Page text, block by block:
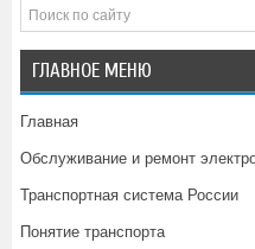
ГЛАВНОЕ МЕНЮ
Главная
Обслуживание и ремонт
Транспортная система России
Понятие транспорта